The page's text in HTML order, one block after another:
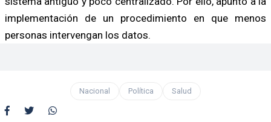
implementación de un procedimiento en que menos
personas intervengan los datos.
Nacional Política Salud